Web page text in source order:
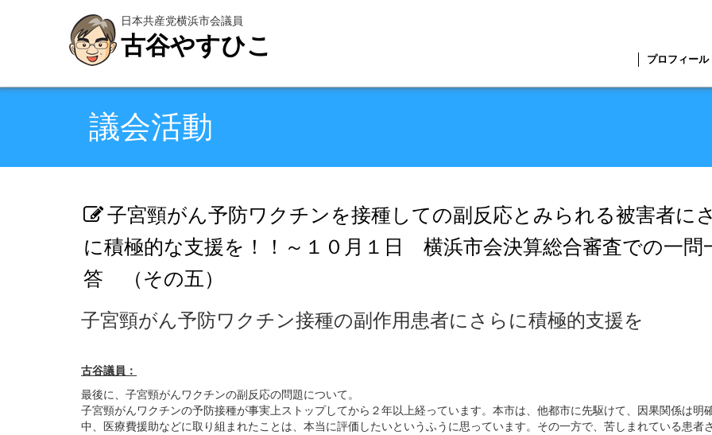
日本共産党横浜市会議員
古谷やすひこ プロフィール
議会活動
子宮頸がん予防ワクチンを接種しての副反応とみられる被害者に
に積極的な支援を！！～１０月１日 横浜市会決算総合審査での一問
答 （その五）
子宮頸がん予防ワクチン接種の副作用患者にさらに積極的支援を
古谷議員：
最後に、子宮頸がんワクチンの副反応の問題について。
子宮頸がんワクチンの予防接種が事実上ストップしてから２年以上経っています。本市は、他都市に先駆けて、因果関係は明
中、医療費援助などに取り組まれたことは、本当に評価したいというふうに思っています。その一方で、苦しまれている患者